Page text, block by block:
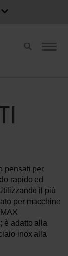
Attiva/
VENDITE
pensati per
rapido ed
il più
per macchine
è adatto alla
inox alla